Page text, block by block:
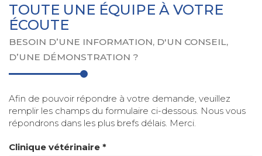
TOUTE UNE ÉQUIPE À VOTRE
ÉCOUTE
BESOIN D’UNE INFORMATION, D'UN CONSEIL,
D’UNE DÉMONSTRATION ?
Afin de pouvoir répondre à votre demande, veuillez
remplir les champs du formulaire ci-dessous. Nous vous
répondrons dans les plus brefs délais. Merci.
Clinique vétérinaire *